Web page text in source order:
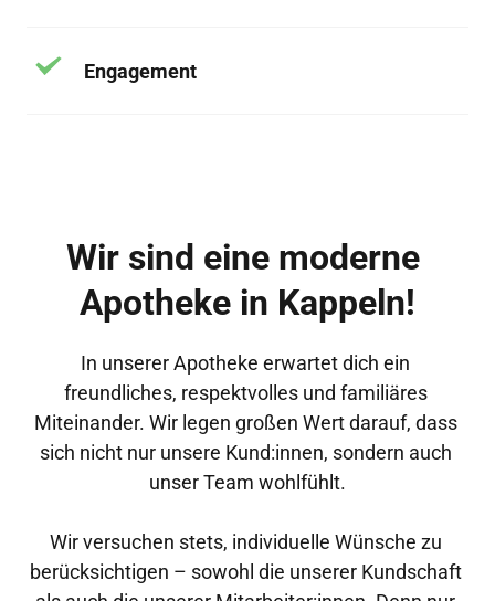
Engagement
Wir sind eine moderne
Apotheke in Kappeln!
In unserer Apotheke erwartet dich ein
freundliches, respektvolles und familiäres
Miteinander. Wir legen großen Wert darauf, dass
sich nicht nur unsere Kund:innen, sondern auch
unser Team wohlfühlt.
Wir versuchen stets, individuelle Wünsche zu
berücksichtigen – sowohl die unserer Kundschaft